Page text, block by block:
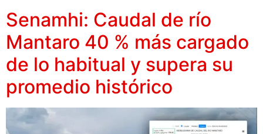
Senamhi: Caudal de río
Mantaro 40 % más cargado
de lo habitual y supera su
promedio histórico